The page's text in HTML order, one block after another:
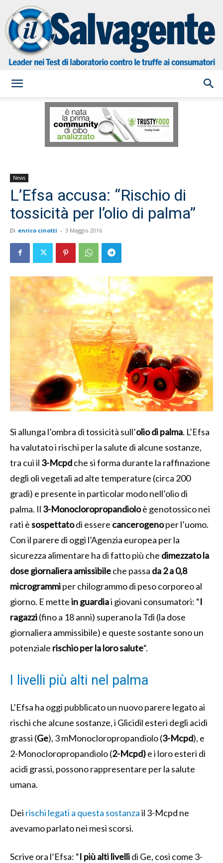
Salvagente
News
L’Efsa accusa: “Rischio di
tossicità per l’olio di palma”
Di enrico cinotti - 3 Maggio 2016
Si allunga l’ombra di tossicità sull’olio di palma. L’Efsa
ha valutato i rischi per la salute di alcune sostanze,
tra cui il 3-Mcpdche si forma durante la raffinazione
degli oli vegetali ad alte temperature (circa 200
gradi) e presente in particolar modo nell’olio di
palma. Il 3-Monocloropropandioloè genotossico nei
rati èsospettatodi essere cancerogenoper l’uomo.
Con il parere di oggi l’Agenzia europea per la
sicurezza alimentare ha di fatto più che dimezzato la
dose giornaliera amissibileche passa da 2 a 0,8
microgrammiper chilogrammo di peso corporeo al
giorno. E mettein guardiai giovani consumatori: “I
ragazzi(fino a 18 anni) superano la Tdi (la dose
giornaliera ammissibile) e queste sostante sono un
potenziale rischio per la loro salute“.
I livelli più alti nel palma
L’Efsa ha oggi pubblicato un nuovo parere legato ai
rischi che alcune sostanze, i Glicidil esteri degli acidi
grassi (Ge), 3 mMonocloropropandiolo (3-Mcpd), e
2-Monocloropropandiolo (2-Mcpd)e i loro esteri di
acidi grassi, possono rappresentare per la salute
umana.
Dei rischi legati a questa sostanzail 3-Mcpd ne
avevamo parlato nei mesi scorsi.
Scrive ora l’Efsa: “I più alti livellidi Ge, così come 3-